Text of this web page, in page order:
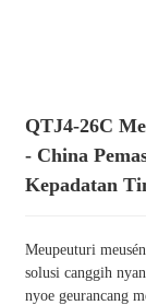
QTJ4-26C
- China
Kepadatan
Meupeuturi
solusi canggih
nyoe geurancang